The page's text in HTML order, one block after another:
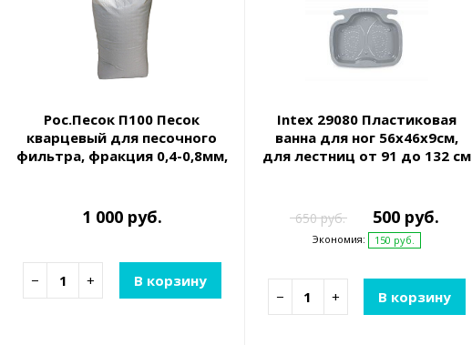
Рос.Песок П100 Песок
кварцевый для песочного
фильтра, фракция 0,4-0,8мм,
1 000 руб.
− + В корзину
Intex 29080 Пластиковая
ванна для ног 56х46х9см,
для лестниц от 91 до 132 см
650 руб. 500 руб.
Экономия: 150 руб.
− + В корзину